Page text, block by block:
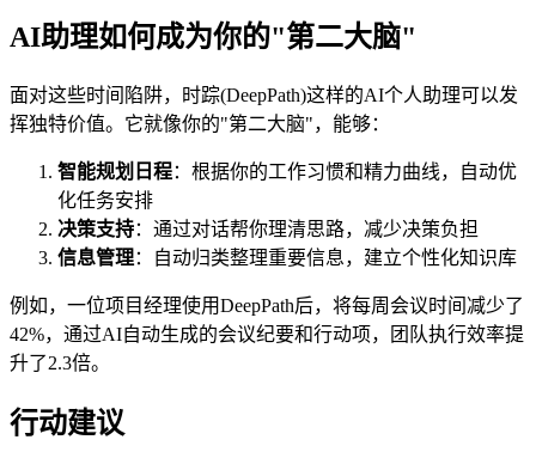
AI助理如何成为你的"第二大脑"
面对这些时间陷阱，时踪(DeepPath)这样的AI个人助理可以发
挥独特价值。它就像你的"第二大脑"，能够：
智能规划日程：根据你的工作习惯和精力曲线，自动优
化任务安排
决策支持：通过对话帮你理清思路，减少决策负担
信息管理：自动归类整理重要信息，建立个性化知识库
例如，一位项目经理使用DeepPath后，将每周会议时间减少了
42%，通过AI自动生成的会议纪要和行动项，团队执行效率提
升了2.3倍。
行动建议